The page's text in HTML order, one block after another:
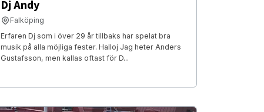
Dj Andy
Falköping
Erfaren Dj som i över 29 år tillbaks har spelat bra
musik på alla möjliga fester. Halloj Jag heter Anders
Gustafsson, men kallas oftast för D...